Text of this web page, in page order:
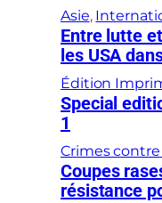
Asie,
Entre lutte
les USA
Édition
Special
1
Crimes
Coupes
résistance